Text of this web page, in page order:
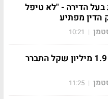
הדירה - "לא טיפל
הדין מפתיע
|
10:21
חוב מזונות של 1.9 מיליון שקל התברר
|
11:25